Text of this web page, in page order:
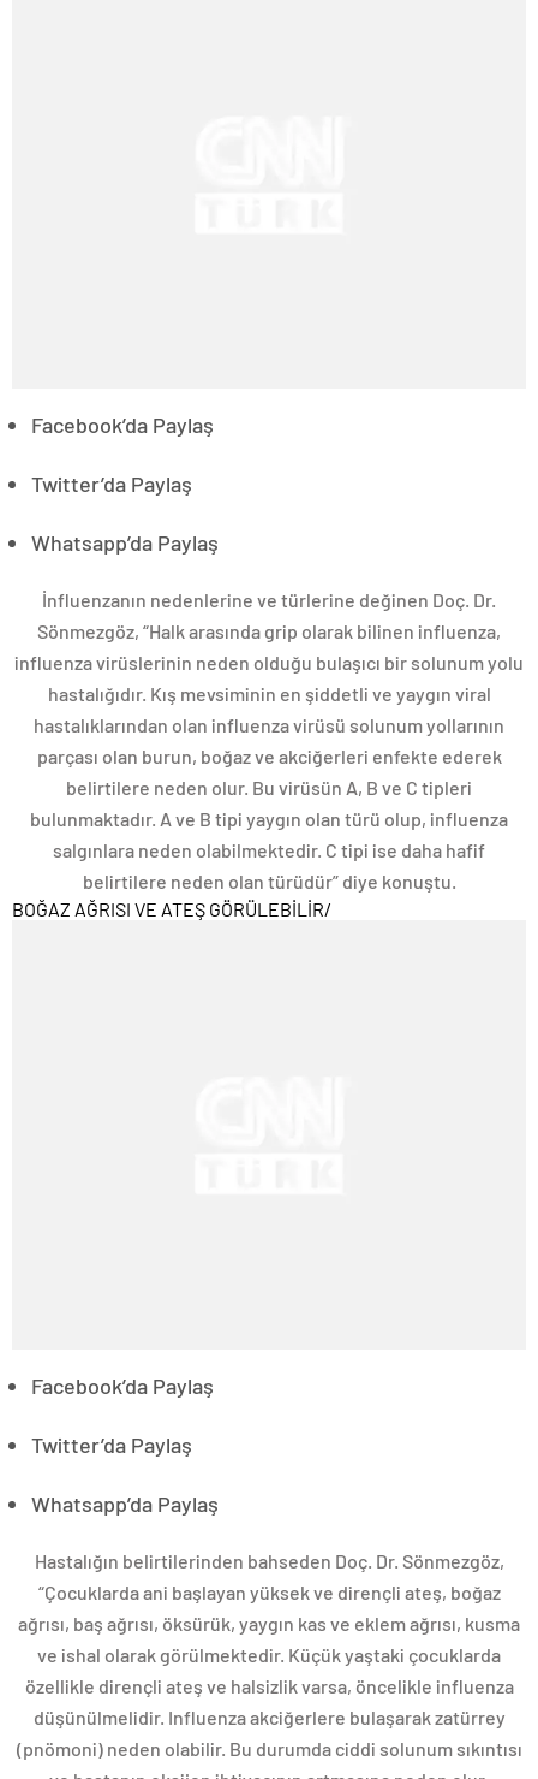
Facebook’da Paylaş
Twitter’da Paylaş
Whatsapp’da Paylaş
İnfluenzanın nedenlerine ve türlerine değinen Doç. Dr.
Sönmezgöz, “Halk arasında grip olarak bilinen influenza,
influenza virüslerinin neden olduğu bulaşıcı bir solunum yolu
hastalığıdır. Kış mevsiminin en şiddetli ve yaygın viral
hastalıklarından olan influenza virüsü solunum yollarının
parçası olan burun, boğaz ve akciğerleri enfekte ederek
belirtilere neden olur. Bu virüsün A, B ve C tipleri
bulunmaktadır. A ve B tipi yaygın olan türü olup, influenza
salgınlara neden olabilmektedir. C tipi ise daha hafif
belirtilere neden olan türüdür” diye konuştu.
BOĞAZ AĞRISI VE ATEŞ GÖRÜLEBİLİR/
Facebook’da Paylaş
Twitter’da Paylaş
Whatsapp’da Paylaş
Hastalığın belirtilerinden bahseden Doç. Dr. Sönmezgöz,
“Çocuklarda ani başlayan yüksek ve dirençli ateş, boğaz
ağrısı, baş ağrısı, öksürük, yaygın kas ve eklem ağrısı, kusma
ve ishal olarak görülmektedir. Küçük yaştaki çocuklarda
özellikle dirençli ateş ve halsizlik varsa, öncelikle influenza
düşünülmelidir. Influenza akciğerlere bulaşarak zatürrey
(pnömoni) neden olabilir. Bu durumda ciddi solunum sıkıntısı